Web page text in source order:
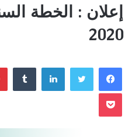
إعلان : الخطة
2020
فيسبوكتويتر لينكدإن
بوكيت